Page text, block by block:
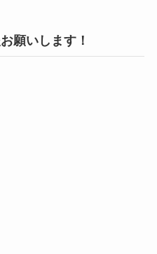
願いします！